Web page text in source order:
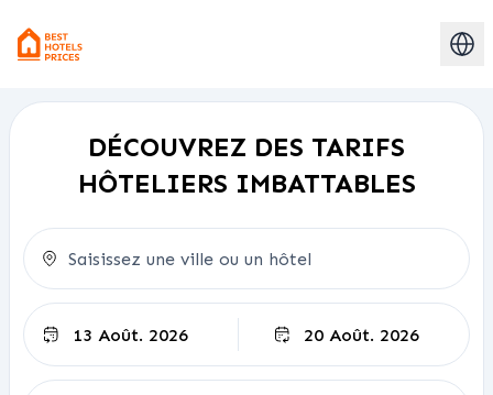
DÉCOUVREZ DES TARIFS
HÔTELIERS IMBATTABLES